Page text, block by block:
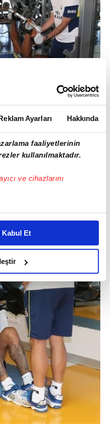
Ayarları Hakkında
faaliyetlerinin
kullanılmaktadır.
ve cihazlarını
sizlere özel
Bunu yaparken
reklam deneyimi sunmak
sunabilmek adına
ve bu noktada,
noktasında tek gelir
isteriz.
çerezlere izin vermedikleri
için İnternet
kişilere ait çerezler
çeşitli kişisel
olan çerezler bilgi
amacıyla
sitemizin daha işlevsel
Kabul Et